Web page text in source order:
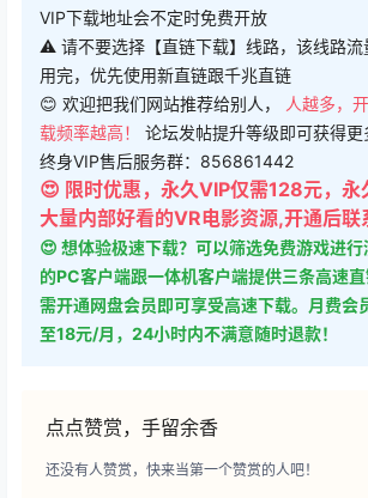
VIP下载地址会不定时免费开放
⚠ 请不要选择【直链下载】线路，该线路流
用完，优先使用新直链跟千兆直链
😊 欢迎把我们网站推荐给别人，
人越多，
载频率越高！ 论坛发帖提升等级即可获得更
终身VIP售后服务群：856861442
😍 限时优惠，永久VIP仅需128元，永
大量内部好看的VR电影资源,开通后联
😍 想体验极速下载？可以筛选免费游戏进
的PC客户端跟一体机客户端提供三条高速
需开通网盘会员即可享受高速下载。月费会
至18元/月，24小时内不满意随时退款！
点点赞赏，手留余香
还没有人赞赏，快来当第一个赞赏的人吧！